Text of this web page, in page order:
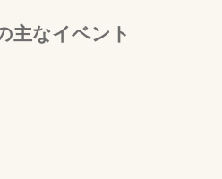
主なイベント